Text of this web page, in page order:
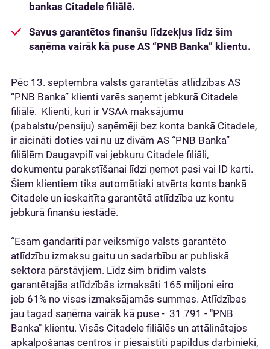
bankas Citadele filiālē.
Savus garantētos finanšu līdzekļus līdz šim
saņēma vairāk kā puse AS “PNB Banka” klientu.
Pēc 13. septembra valsts garantētās atlīdzības AS
“PNB Banka” klienti varēs saņemt jebkurā Citadele
filiālē. Klienti, kuri ir VSAA maksājumu
(pabalstu/pensiju) saņēmēji bez konta bankā Citadele,
ir aicināti doties vai nu uz divām AS “PNB Banka”
filiālēm Daugavpilī vai jebkuru Citadele filiāli,
dokumentu parakstīšanai līdzi ņemot pasi vai ID karti.
Šiem klientiem tiks automātiski atvērts konts bankā
Citadele un ieskaitīta garantētā atlīdzība uz kontu
jebkurā finanšu iestādē.
“Esam gandarīti par veiksmīgo valsts garantēto
atlīdzību izmaksu gaitu un sadarbību ar publiskā
sektora pārstāvjiem. Līdz šim brīdim valsts
garantētajās atlīdzībās izmaksāti 165 miljoni eiro
jeb 61% no visas izmaksājamās summas. Atlīdzības
jau tagad saņēma vairāk kā puse - 31 791 - "PNB
Banka" klientu. Visās Citadele filiālēs un attālinātajos
apkalpošanas centros ir piesaistīti papildus darbinieki,